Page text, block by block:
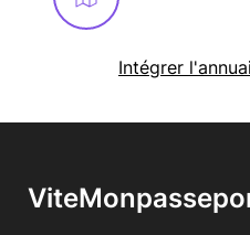
Intégrer